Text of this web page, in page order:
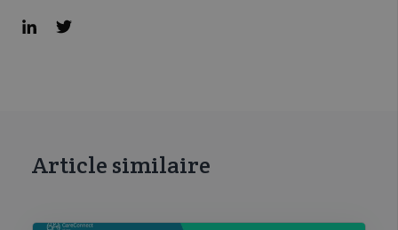
Article similaire